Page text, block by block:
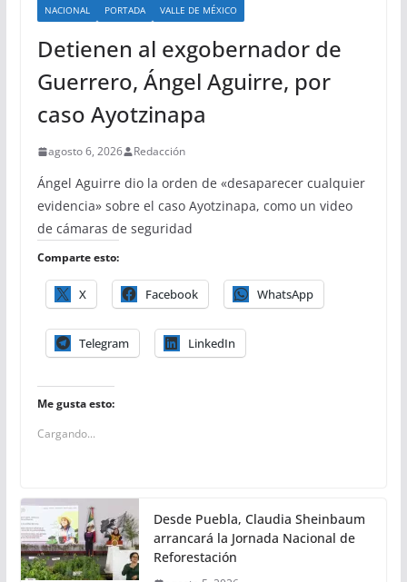
NACIONAL PORTADA VALLE DE MÉXICO
Detienen al exgobernador de
Guerrero, Ángel Aguirre, por
caso Ayotzinapa
agosto 6, 2026 Redacción
Ángel Aguirre dio la orden de «desaparecer cualquier
evidencia» sobre el caso Ayotzinapa, como un video
de cámaras de seguridad
Comparte esto:
X Facebook WhatsApp
Telegram LinkedIn
Me gusta esto:
Cargando...
Desde Puebla, Claudia Sheinbaum
arrancará la Jornada Nacional de
Reforestación